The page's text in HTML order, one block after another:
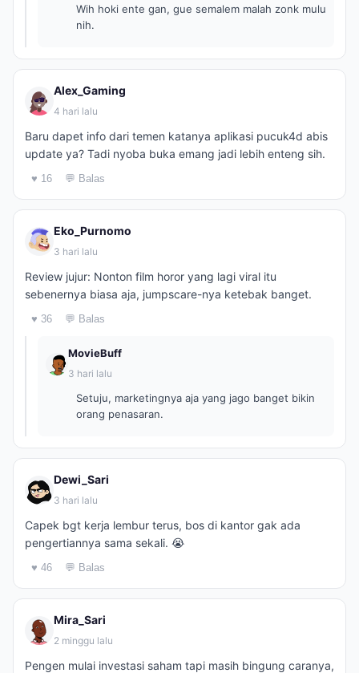
Wih hoki ente gan, gue semalem malah zonk mulu
nih.
Alex_Gaming
4 hari lalu
Baru dapet info dari temen katanya aplikasi pucuk4d abis
update ya? Tadi nyoba buka emang jadi lebih enteng sih.
♥ 16 💬 Balas
Eko_Purnomo
3 hari lalu
Review jujur: Nonton film horor yang lagi viral itu
sebenernya biasa aja, jumpscare-nya ketebak banget.
♥ 36 💬 Balas
MovieBuff
3 hari lalu
Setuju, marketingnya aja yang jago banget bikin
orang penasaran.
Dewi_Sari
3 hari lalu
Capek bgt kerja lembur terus, bos di kantor gak ada
pengertiannya sama sekali. 😭
♥ 46 💬 Balas
Mira_Sari
2 minggu lalu
Pengen mulai investasi saham tapi masih bingung caranya,